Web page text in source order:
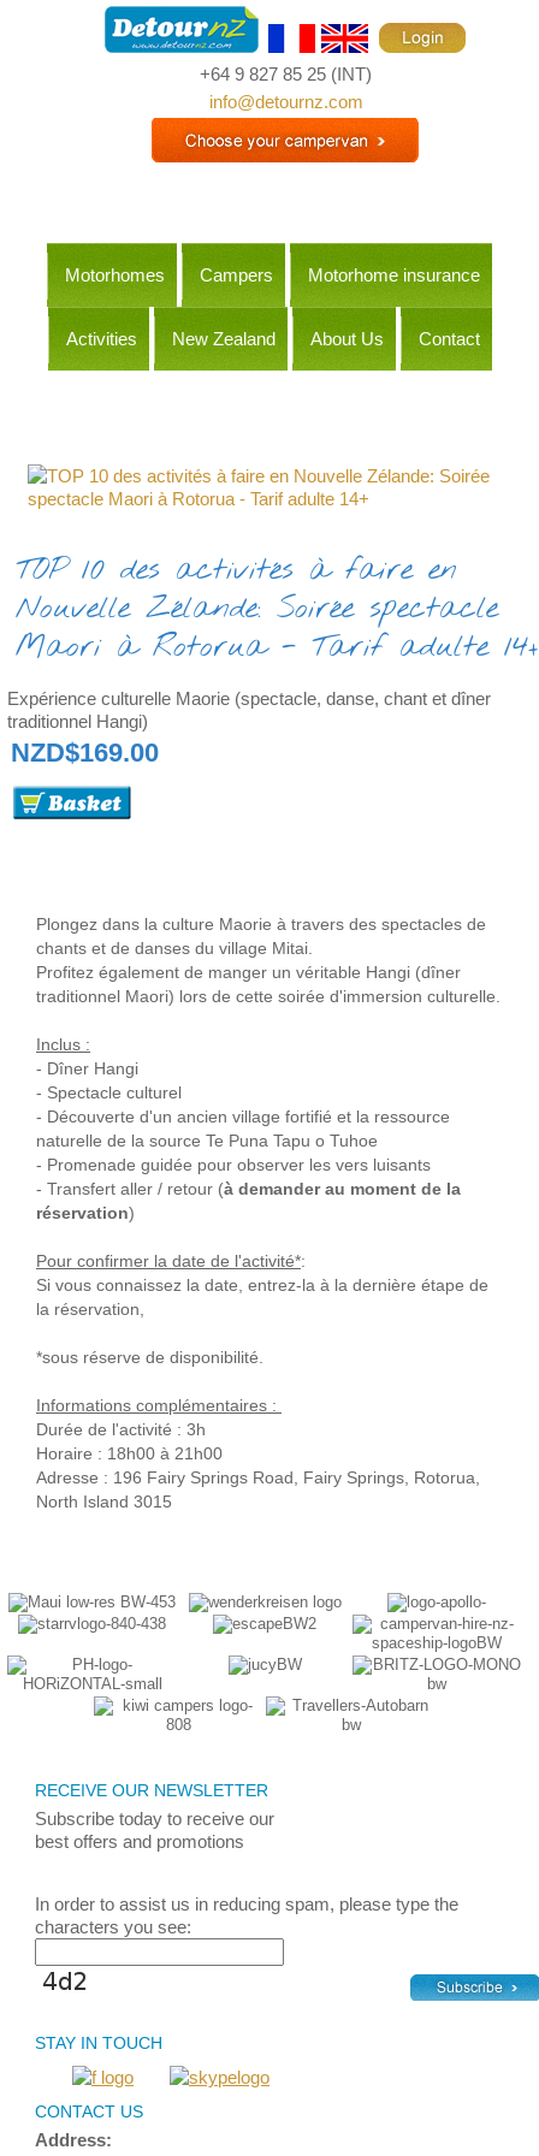
+64 9 827 85 25 (INT)
info@detournz.com
Motorhomes Campers Motorhome insurance
Activities New Zealand About Us Contact
TOP 10 des activités à faire en
Nouvelle Zélande: Soirée spectacle
Maori à Rotorua - Tarif adulte 14+
Expérience culturelle Maorie (spectacle, danse, chant et dîner
traditionnel Hangi)
NZD$169.00
Plongez dans la culture Maorie à travers des spectacles de
chants et de danses du village Mitai.
Profitez également de manger un véritable Hangi (dîner
traditionnel Maori) lors de cette soirée d'immersion culturelle.
Inclus :
- Dîner Hangi
- Spectacle culturel
- Découverte d'un ancien village fortifié et la ressource
naturelle de la source Te Puna Tapu o Tuhoe
- Promenade guidée pour observer les vers luisants
- Transfert aller / retour (à demander au moment de la
réservation)
Pour confirmer la date de l'activité*:
Si vous connaissez la date, entrez-la à la dernière étape de
la réservation,
*sous réserve de disponibilité.
Informations complémentaires :
Durée de l'activité : 3h
Horaire : 18h00 à 21h00
Adresse : 196 Fairy Springs Road, Fairy Springs, Rotorua,
North Island 3015
RECEIVE OUR NEWSLETTER
Subscribe today to receive our
best offers and promotions
In order to assist us in reducing spam, please type the
characters you see:
STAY IN TOUCH
CONTACT US
Address: